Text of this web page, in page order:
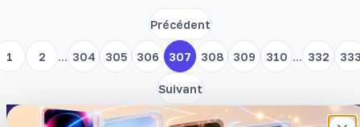
Précédent
1 2 ... 304 305 306 307 308 309 310 ... 332
Suivant